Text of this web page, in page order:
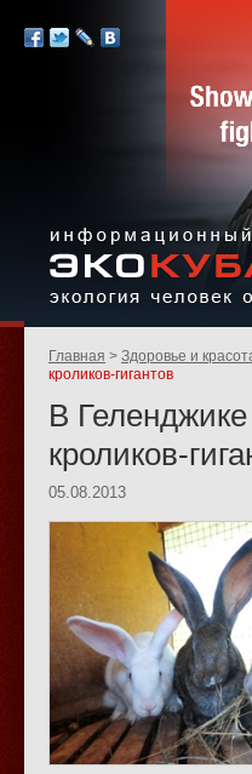
«ЭКО-
человек,
общество
Родительские
страницы:
Главная Здоровье и
кроликов-гигантов
В
кроликов-
05.08.2013
Мы